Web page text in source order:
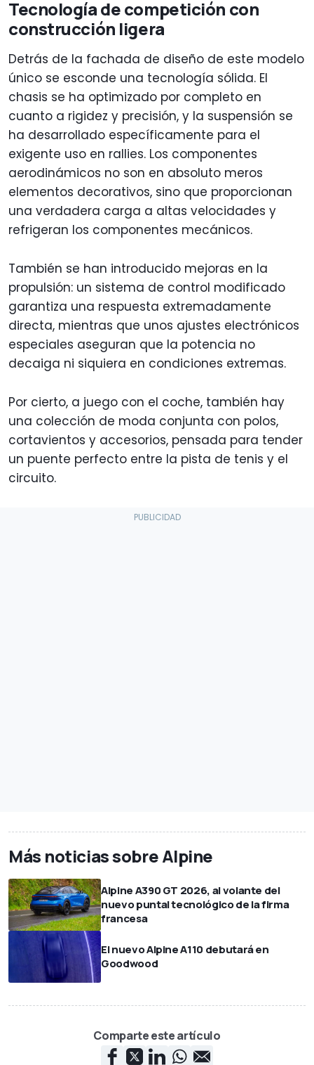
Tecnología de competición con
construcción ligera
Detrás de la fachada de diseño de este modelo
único se esconde una tecnología sólida. El
chasis se ha optimizado por completo en
cuanto a rigidez y precisión, y la suspensión se
ha desarrollado específicamente para el
exigente uso en rallies. Los componentes
aerodinámicos no son en absoluto meros
elementos decorativos, sino que proporcionan
una verdadera carga a altas velocidades y
refrigeran los componentes mecánicos.
También se han introducido mejoras en la
propulsión: un sistema de control modificado
garantiza una respuesta extremadamente
directa, mientras que unos ajustes electrónicos
especiales aseguran que la potencia no
decaiga ni siquiera en condiciones extremas.
Por cierto, a juego con el coche, también hay
una colección de moda conjunta con polos,
cortavientos y accesorios, pensada para tender
un puente perfecto entre la pista de tenis y el
circuito.
Más noticias sobre Alpine
Alpine A390 GT 2026, al volante del
nuevo puntal tecnológico de la firma
francesa
El nuevo Alpine A110 debutará en
Goodwood
Comparte este artículo